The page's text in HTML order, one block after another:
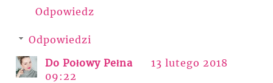
Odpowiedz
Odpowiedzi
Do Połowy Pełna
13 lutego 2018
09:22